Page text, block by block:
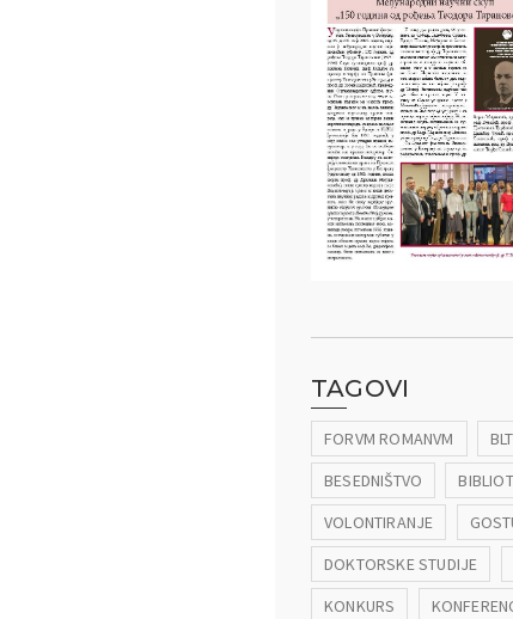
TAGOVI
FORVM ROMANVM
BESEDNIŠTVO
VOLONTIRANJE
DOKTORSKE STUDIJE
KONKURS